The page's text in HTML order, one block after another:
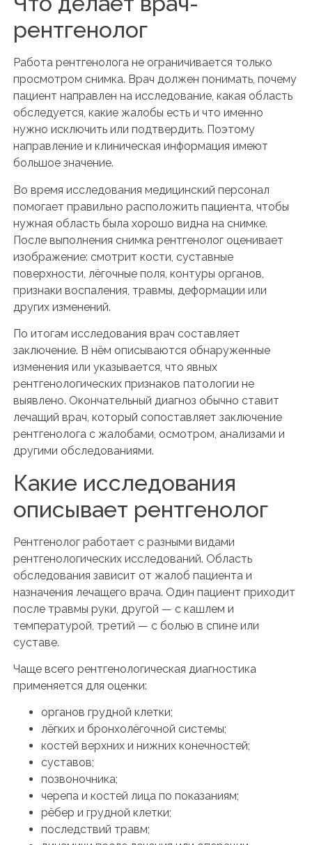
рентгенолог
Работа рентгенолога не ограничивается только
просмотром снимка. Врач должен понимать, почему
пациент направлен на исследование, какая область
обследуется, какие жалобы есть и что именно
нужно исключить или подтвердить. Поэтому
направление и клиническая информация имеют
большое значение.
Во время исследования медицинский персонал
помогает правильно расположить пациента, чтобы
нужная область была хорошо видна на снимке.
После выполнения снимка рентгенолог оценивает
изображение: смотрит кости, суставные
поверхности, лёгочные поля, контуры органов,
признаки воспаления, травмы, деформации или
других изменений.
По итогам исследования врач составляет
заключение. В нём описываются обнаруженные
изменения или указывается, что явных
рентгенологических признаков патологии не
выявлено. Окончательный диагноз обычно ставит
лечащий врач, который сопоставляет заключение
рентгенолога с жалобами, осмотром, анализами и
другими обследованиями.
Какие исследования
описывает рентгенолог
Рентгенолог работает с разными видами
рентгенологических исследований. Область
обследования зависит от жалоб пациента и
назначения лечащего врача. Один пациент приходит
после травмы руки, другой — с кашлем и
температурой, третий — с болью в спине или
суставе.
Чаще всего рентгенологическая диагностика
применяется для оценки:
органов грудной клетки;
лёгких и бронхолёгочной системы;
костей верхних и нижних конечностей;
суставов;
позвоночника;
черепа и костей лица по показаниям;
рёбер и грудной клетки;
последствий травм;